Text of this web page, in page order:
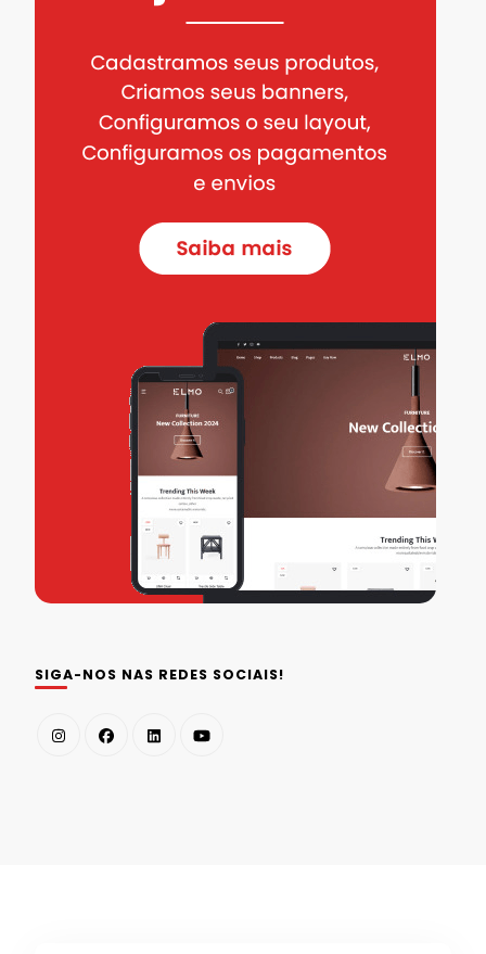
SIGA-NOS NAS REDES SOCIAIS!